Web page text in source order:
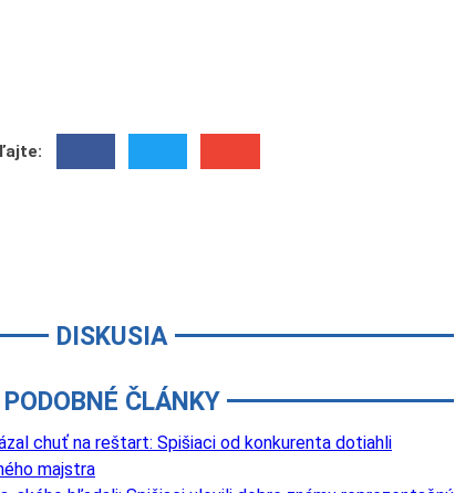
DISKUSIA
PODOBNÉ ČLÁNKY
chuť na reštart: Spišiaci od konkurenta dotiahli
majstra